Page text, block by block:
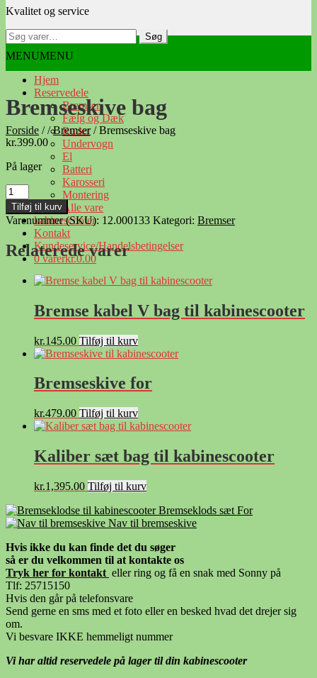
navigation
indhold
Kvalitet og service
Søg
efter:
Søg
MENUMENU
Hjem
Reservedele
Bremser
Fælg og Dæk
Ruder
Undervogn
El
Batteri
Karosseri
Montering
Alle vare
kabinescooter
Kontakt
Kundeservice/Handelsbetingelser
0 varerkr.0.00
Forside //Bremser/Bremseskive bag
Bremseskive bag
kr.399.00
På lager
Bremseskive
bag
antal
Tilføj til kurv
Varenummer (SKU): 12.000133 Kategori: Bremser
Relaterede varer
Bremse kabel V bag til kabinescooter
kr.145.00 Tilføj til kurv
Bremseskive for
kr.479.00 Tilføj til kurv
Kaliber sæt bag til kabinescooter
kr.1,395.00 Tilføj til kurv
Bremseklods sæt For
Nav til bremseskive
Hvis ikke du kan finde det du søger
så er du velkommen til at kontakte os
Tryk her for kontakt eller ring og få en snak med Sonny på
Tlf: 25715150
Hvis den går på telefonsvare
Send gerne en sms med et foto eller en besked hvad det drejer sig
om.
Vi besvare IKKE hemmeligt nummer
Vi har altid reservedele på lager til din kabinescooter